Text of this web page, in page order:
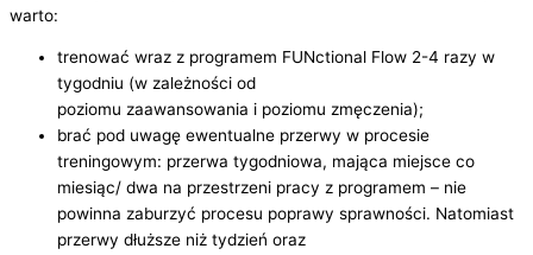
warto:
trenować wraz z programem FUNctional Flow 2-4 razy w
tygodniu (w zależności od
poziomu zaawansowania i poziomu zmęczenia);
brać pod uwagę ewentualne przerwy w procesie
treningowym: przerwa tygodniowa, mająca miejsce co
miesiąc/ dwa na przestrzeni pracy z programem – nie
powinna zaburzyć procesu poprawy sprawności. Natomiast
przerwy dłuższe niż tydzień oraz